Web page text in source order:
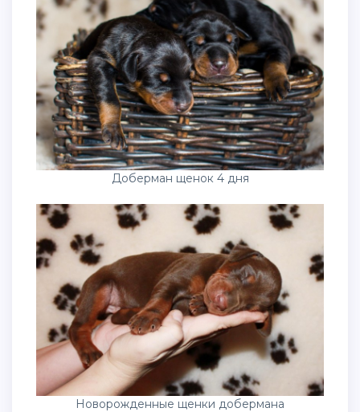
Доберман щенок 4 дня
Новорожденные щенки добермана